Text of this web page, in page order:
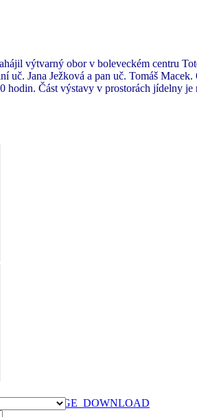
výtvarný obor v boleveckém centru
uč. Jana Ježková a pan uč. Tomáš
hodin. Část výstavy v prostorách jídelny